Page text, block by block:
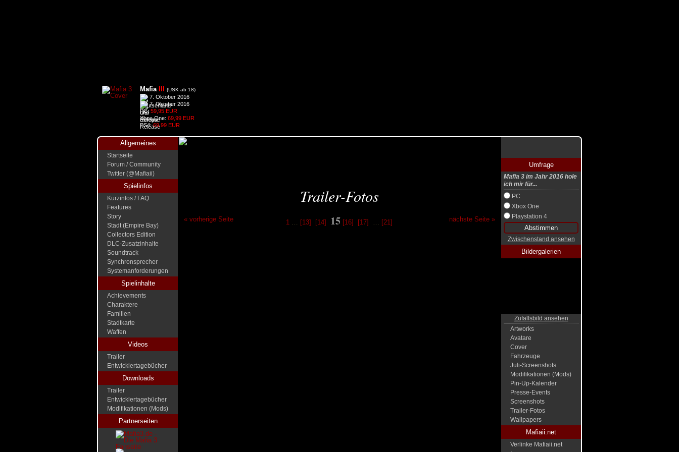
Mafia (USK ab 18)
7. Oktober 2016
7. Oktober 2016
PC: 59,95 EUR
Xbox One: 69,99 EUR
PS4:69,99 EUR
Allgemeines
Startseite
Forum / Community
Twitter (@Mafiaii)
Spielinfos
Kurzinfos / FAQ
Features
Story
Stadt (Empire Bay)
Collectors Edition
DLC-Zusatzinhalte
Soundtrack
Synchronsprecher
Systemanforderungen
Spielinhalte
Achievements
Charaktere
Familien
Stadtkarte
Waffen
Videos
Trailer
Entwicklertagebücher
Downloads
Trailer
Entwicklertagebücher
Modifikationen (Mods)
Partnerseiten
Umfrage
Mafia 3 im Jahr 2016 hole
ich mir für...
PC
Xbox One
Playstation 4
Zwischenstand ansehen
Bildergalerien
Zufallsbild ansehen
Artworks
Avatare
Cover
Fahrzeuge
Juli-Screenshots
Modifikationen (Mods)
Pin-Up-Kalender
Presse-Events
Screenshots
Trailer-Fotos
Wallpapers
Mafiaii.net
Verlinke Mafiaii.net
Trailer-Fotos
« vorherige Seite nächste Seite »
1 … [13] [14] 15 [16] [17] … [21]